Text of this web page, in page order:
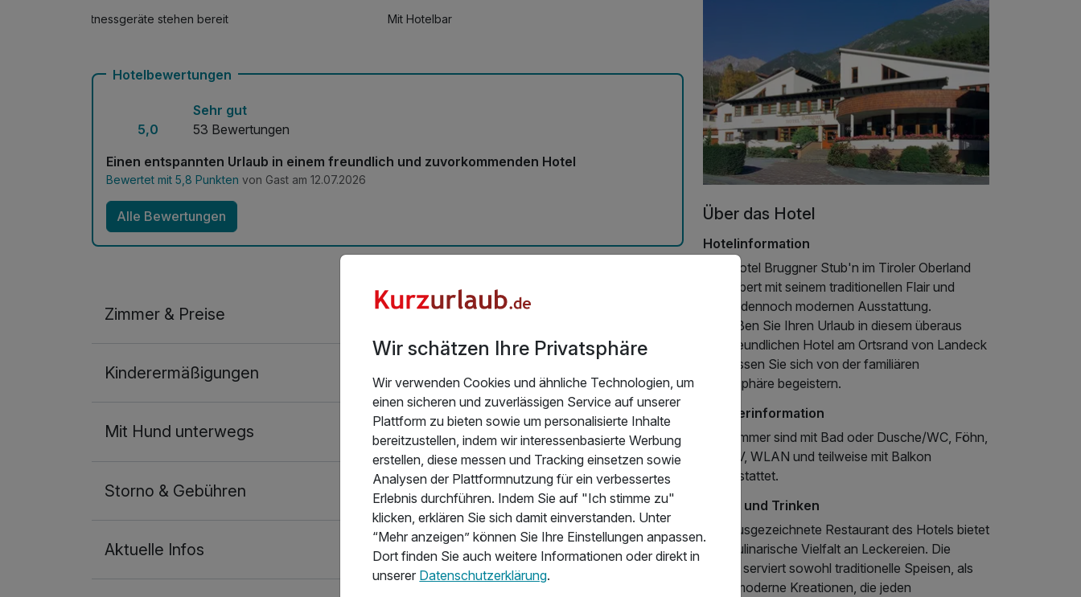
Fitnessgeräte stehen bereit Mit Hotelbar
Hotelbewertungen
5,0
Sehr gut
53 Bewertungen
Einen entspannten Urlaub in einem freundlich und zuvorkommenden Hotel
Bewertet mit 5,8 Punkten von Gast am 12.07.2026
Alle Bewertungen
Zimmer & Preise
2 Erwachsene und 1 Kind
Kinderermäßigungen
Mit Hund unterwegs
Storno & Gebühren
Aktuelle Infos
Über das Hotel
Hotelinformation
Das Hotel Bruggner Stub'n im Tiroler Oberland
bezaubert mit seinem traditionellen Flair und
seiner dennoch modernen Ausstattung.
Genießen Sie Ihren Urlaub in diesem überaus
gastfreundlichen Hotel am Ortsrand von Landeck
und lassen Sie sich von der familiären
Atmosphäre begeistern.
Zimmerinformation
Alle Zimmer sind mit Bad oder Dusche/WC, Föhn,
Sat-TV, WLAN und teilweise mit Balkon
ausgestattet.
Essen und Trinken
Das ausgezeichnete Restaurant des Hotels bietet
eine kulinarische Vielfalt an Leckereien. Die
Küche serviert sowohl traditionelle Speisen, als
auch moderne Kreationen, die jeden
Wir schätzen Ihre Privatsphäre
Wir verwenden Cookies und ähnliche Technologien, um
einen sicheren und zuverlässigen Service auf unserer
Plattform zu bieten sowie um personalisierte Inhalte
bereitzustellen, indem wir interessenbasierte Werbung
erstellen, diese messen und Tracking einsetzen sowie
Analysen der Plattformnutzung für ein verbessertes
Erlebnis durchführen. Indem Sie auf "Ich stimme zu"
klicken, erklären Sie sich damit einverstanden. Unter
“Mehr anzeigen” können Sie Ihre Einstellungen anpassen.
Dort finden Sie auch weitere Informationen oder direkt in
unserer Datenschutzerklärung.